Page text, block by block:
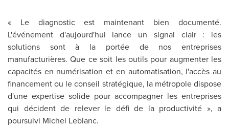
« Le diagnostic est maintenant bien documenté.
L'événement d'aujourd'hui lance un signal clair : les
solutions sont à la portée de nos entreprises
manufacturières. Que ce soit les outils pour augmenter les
capacités en numérisation et en automatisation, l'accès au
financement ou le conseil stratégique, la métropole dispose
d'une expertise solide pour accompagner les entreprises
qui décident de relever le défi de la productivité », a
poursuivi Michel Leblanc.